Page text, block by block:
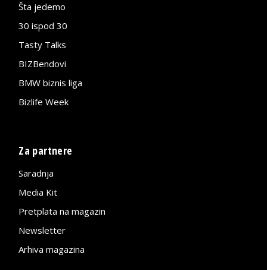
Šta jedemo
30 ispod 30
Tasty Talks
BIZBendovi
BMW biznis liga
Bizlife Week
Za partnere
Saradnja
Media Kit
Pretplata na magazin
Newsletter
Arhiva magazina